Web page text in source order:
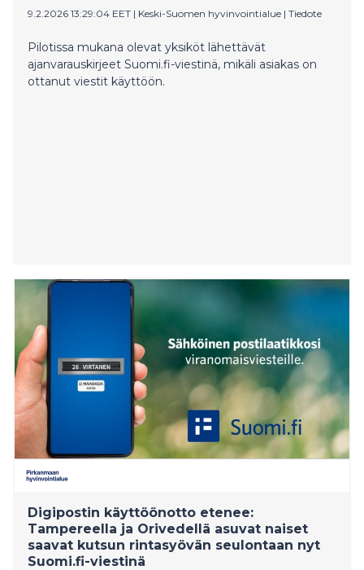
9.2.2026 13:29:04 EET | Keski-Suomen hyvinvointialue | Tiedote
Pilotissa mukana olevat yksiköt lähettävät
ajanvarauskirjeet Suomi.fi-viestinä, mikäli asiakas on
ottanut viestit käyttöön.
Digipostin käyttöönotto etenee:
Tampereella ja Orivedellä asuvat naiset
saavat kutsun rintasyövän seulontaan nyt
Suomi.fi-viestinä